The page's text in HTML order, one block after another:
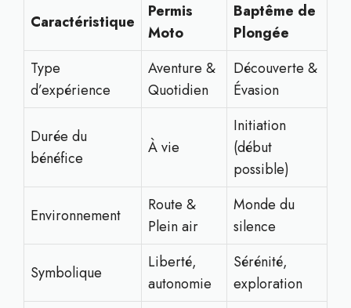
Caractéristique
Permis
Moto
Baptême de
Plongée
Type
d’expérience
Aventure &
Quotidien
Découverte &
Évasion
Durée du
bénéfice
À vie
Initiation
(début
possible)
Environnement
Route &
Plein air
Monde du
silence
Symbolique
Liberté,
autonomie
Sérénité,
exploration